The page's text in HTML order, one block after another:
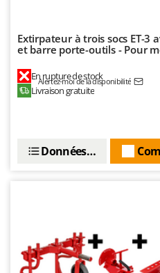
Masterpro
McCulloch
MCH
Minox
MOVA
Mowox
Extirpateur à trois socs ET-3
et barre porte-outils - Pour
En rupture de stock
Alertez-moi de la disponibilité
Livraison gratuite
Données techniques